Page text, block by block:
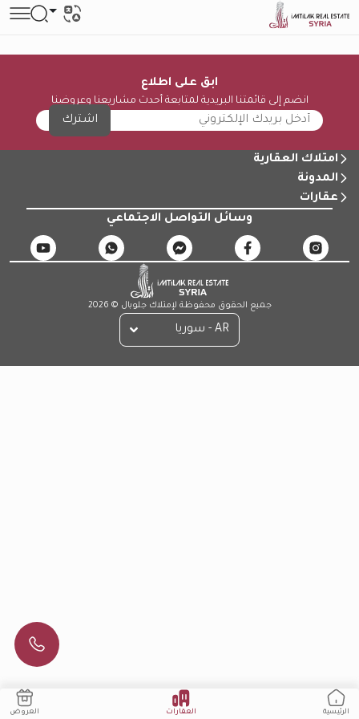
الرئيسية العقارات العروض
ابق على اطلاع
انضم إلى قائمتنا البريدية لمتابعة أحدث مشاريعنا وعروضنا
اشترك
امتلاك العقارية
المدونة
عقارات
وسائل التواصل الاجتماعي
جميع الحقوق محفوظة لإمتلاك جلوبال © 2026
AR - سوريا